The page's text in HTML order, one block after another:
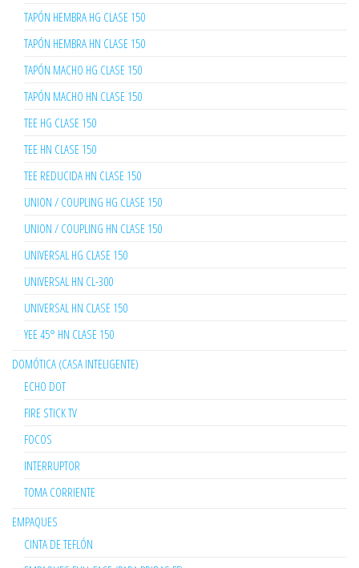
TAPÓN HEMBRA HG CLASE 150
TAPÓN HEMBRA HN CLASE 150
TAPÓN MACHO HG CLASE 150
TAPÓN MACHO HN CLASE 150
TEE HG CLASE 150
TEE HN CLASE 150
TEE REDUCIDA HN CLASE 150
UNION / COUPLING HG CLASE 150
UNION / COUPLING HN CLASE 150
UNIVERSAL HG CLASE 150
UNIVERSAL HN CL-300
UNIVERSAL HN CLASE 150
YEE 45° HN CLASE 150
DOMÓTICA (CASA INTELIGENTE)
ECHO DOT
FIRE STICK TV
FOCOS
INTERRUPTOR
TOMA CORRIENTE
EMPAQUES
CINTA DE TEFLÓN